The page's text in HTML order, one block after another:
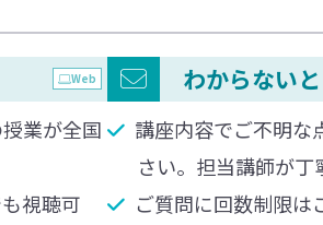
Web
業が全国
視聴可
わからない
講座内容でご不明な
さい。担当講師が丁
ご質問に回数制限は